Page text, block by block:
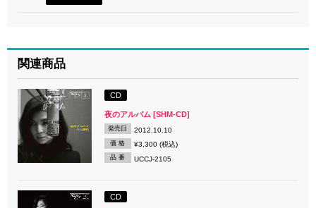
関連商品
CD
夜のアルバム [SHM-CD]
発売日 2012.10.10
価 格 ¥3,300 (税込)
品 番 UCCJ-2105
CD